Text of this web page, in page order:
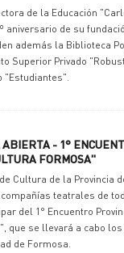
de la Educación
aniversario de su
además la Biblioteca
Superior Privado
"Estudiantes".
ABIERTA - 1°
FORMOSA"
Cultura de la Provincia
teatrales de
del 1° Encuentro
que se llevará a cabo los
de Formosa.